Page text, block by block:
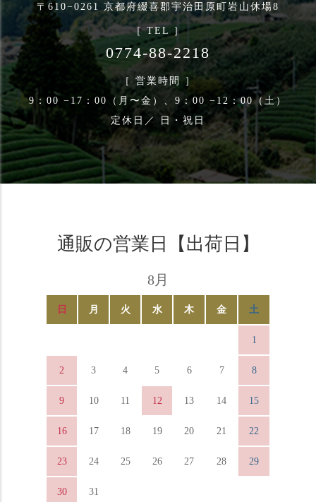
〒610−0261 京都府綴喜郡宇治田原町岩山休場8
［ TEL ］
0774‐88‐2218
［ 営業時間 ］
9：00 −17：00（月〜金）、9：00 −12：00（土）
定休日／ 日・祝日
通販の営業日【出荷日】
8月
日 月 火 水 木 金 土
1
2 3 4 5 6 7 8
9 10 11 12 13 14 15
16 17 18 19 20 21 22
23 24 25 26 27 28 29
30 31